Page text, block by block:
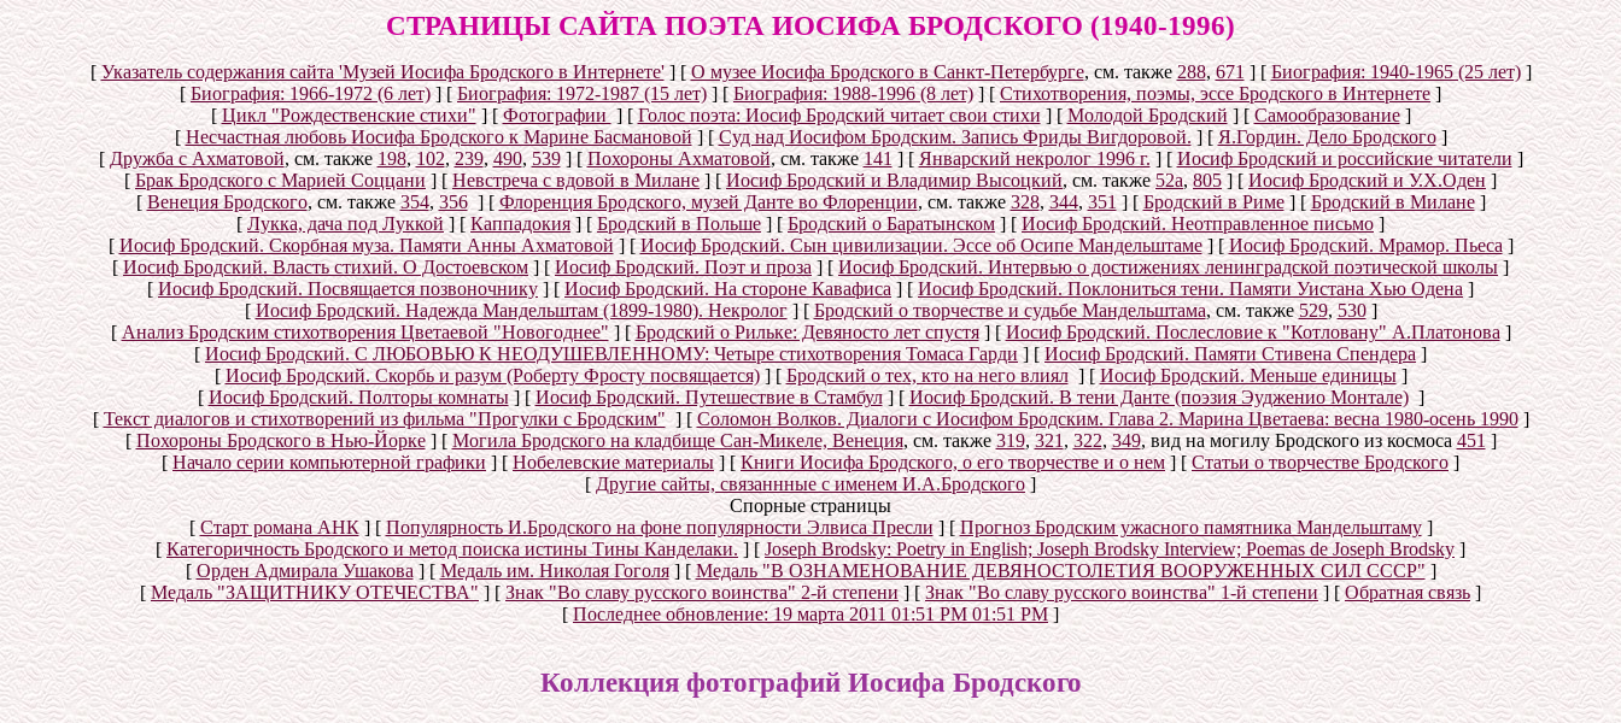
СТРАНИЦЫ САЙТА ПОЭТА ИОСИФА БРОДСКОГО (1940-1996)
[Указатель содержания сайта 'Музей Иосифа Бродского в Интернете'] [О музее Иосифа Бродского в Санкт-Петербурге, см. также288,671] [Биография: 1940-1965 (25 лет)]
[Биография: 1966-1972 (6 лет)] [Биография: 1972-1987 (15 лет)] [Биография: 1988-1996 (8 лет)] [Стихотворения, поэмы, эссе Бродского в Интернете]
[Цикл "Рождественские стихи" ] [Фотографии] [Голос поэта: Иосиф Бродский читает свои стихи] [Молодой Бродский] [ Самообразование]
[Несчастная любовь Иосифа Бродского к Марине Басмановой] [Суд над Иосифом Бродским. Запись Фриды Вигдоровой. ] [Я.Гордин. Дело Бродского]
[ Дружба с Ахматовой, см. также 198,102,239,490,539] [Похороны Ахматовой, см. также141] [ Январский некролог 1996 г.] [Иосиф Бродский и российские читатели]
[ Брак Бродского с Марией Соццани] [Невстреча с вдовой в Милане] [Иосиф Бродский и Владимир Высоцкий, см. также52а,805] [Иосиф Бродский и У.Х.Оден ]
[Венеция Бродского, см. также354, 356] [Флоренция Бродского, музей Данте во Флоренции, см. также328,344,351] [Бродский в Риме] [Бродский в Милане]
[Лукка, дача под Луккой] [Каппадокия] [Бродский в Польше] [Бродский о Баратынском] [Иосиф Бродский. Неотправленное письмо]
[Иосиф Бродский. Скорбная муза. Памяти Анны Ахматовой] [Иосиф Бродский. Сын цивилизации. Эссе об Осипе Мандельштаме] [Иосиф Бродский. Мрамор. Пьеса]
[Иосиф Бродский. Власть стихий. О Достоевском] [Иосиф Бродский. Поэт и проза] [Иосиф Бродский. Интервью о достижениях ленинградской поэтической школы]
[Иосиф Бродский. Посвящается позвоночнику ] [Иосиф Бродский. На стороне Кавафиса ] [Иосиф Бродский. Поклониться тени. Памяти Уистана Хью Одена ]
[Иосиф Бродский. Надежда Мандельштам (1899-1980). Некролог] [Бродский о творчестве и судьбе Мандельштама, см. также529,530]
[ Анализ Бродским стихотворения Цветаевой "Новогоднее"] [Бродский о Рильке: Девяносто лет спустя] [Иосиф Бродский. Послесловие к "Котловану" А.Платонова]
[ Иосиф Бродский. С ЛЮБОВЬЮ К НЕОДУШЕВЛЕННОМУ: Четыре стихотворения Томаса Гарди] [Иосиф Бродский. Памяти Стивена Спендера]
[Иосиф Бродский. Скорбь и разум (Роберту Фросту посвящается)] [Бродский о тех, кто на него влиял] [Иосиф Бродский. Меньше единицы]
[Иосиф Бродский. Полторы комнаты] [Иосиф Бродский. Путешествие в Стамбул] [ Иосиф Бродский. В тени Данте (поэзия Эудженио Монтале)]
[Текст диалогов и стихотворений из фильма "Прогулки с Бродским"] [ Соломон Волков. Диалоги с Иосифом Бродским. Глава 2. Марина Цветаева: весна 1980-осень 1990]
[Похороны Бродского в Нью-Йорке] [ Могила Бродского на кладбище Сан-Микеле, Венеция, см. также319, 321 , 322,349, вид на могилу Бродского из космоса451 ]
[Начало серии компьютерной графики] [ Нобелевские материалы] [Книги Иосифа Бродского, о его творчестве и о нем] [Статьи о творчестве Бродского]
[Другие сайты, связаннные с именем И.А.Бродского]
Спорные страницы
[ Старт романа АНК] [Популярность И.Бродского на фоне популярности Элвиса Пресли] [Прогноз Бродским ужасного памятника Мандельштаму]
[Категоричность Бродского и метод поиска истины Тины Канделаки.] [ Joseph Brodsky: Poetry in English; Joseph Brodsky Interview; Poemas de Joseph Brodsky]
[Орден Адмирала Ушакова ] [Медаль им. Николая Гоголя] [Медаль "В ОЗНАМЕНОВАНИЕ ДЕВЯНОСТОЛЕТИЯ ВООРУЖЕННЫХ СИЛ СССР"]
[Медаль "ЗАЩИТНИКУ ОТЕЧЕСТВА"] [Знак "Во славу русского воинства" 2-й степени] [Знак "Во славу русского воинства" 1-й степени ] [Обратная связь ]
[Последнее обновление:19 марта 2011 01:51 PM 01:51 PM]
Коллекция фотографий Иосифа Бродского